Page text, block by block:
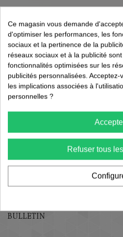
BULLETIN
Ce magasin vous demande
d'optimiser les performances, les
sociaux et la pertinence de la
réseaux sociaux et à la publicité
fonctionnalités optimisées sur les
publicités personnalisées.
les implications associées à
personnelles ?
Refuser tous